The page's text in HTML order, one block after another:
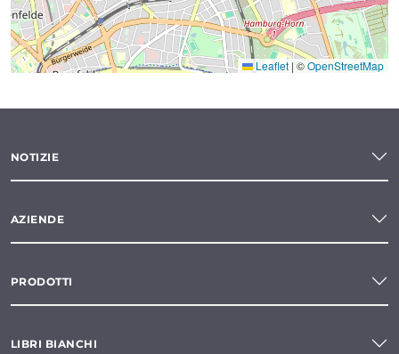
Leaflet | ©OpenStreetMap
NOTIZIE
AZIENDE
PRODOTTI
LIBRI BIANCHI